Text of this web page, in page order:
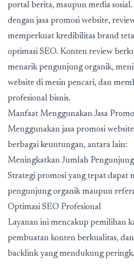
portal berita, maupun media
dengan jasa promosi website,
memperkuat kredibilitas brand
optimasi SEO. Konten review
menarik pengunjung organik,
website di mesin pencari, dan
profesional bisnis.
Manfaat Menggunakan Jasa
Menggunakan jasa promosi
berbagai keuntungan, antara lain:
Meningkatkan Jumlah
Strategi promosi yang tepat dapat
pengunjung organik maupun
Optimasi SEO Profesional
Layanan ini mencakup pemilihan
pembuatan konten berkualitas,
backlink yang mendukung